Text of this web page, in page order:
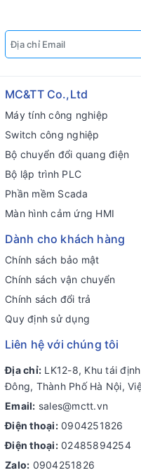
MC&TT Co.,Ltd
Máy tính công nghiệp
Switch công nghiệp
Bộ chuyển đổi quang điện
Bộ lập trình PLC
Phần mềm Scada
Màn hình cảm ứng HMI
Dành cho khách hàng
Chính sách bảo mật
Chính sách vận chuyển
Chính sách đổi trả
Quy định sử dụng
Liên hệ với chúng tôi
Địa chỉ: LK12-8, Khu tái
Đông, Thành Phố Hà Nội,
Email: sales@mctt.vn
Điện thoại: 0904251826
Điện thoại: 02485894254
Zalo: 0904251826